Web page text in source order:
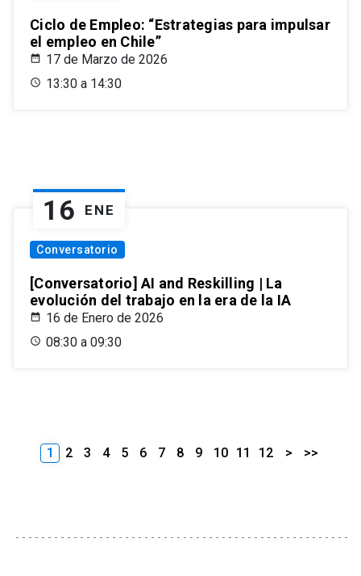
Ciclo de Empleo: “Estrategias para impulsar
el empleo en Chile”
17 de Marzo de 2026
13:30 a 14:30
16 ENE
Conversatorio
[Conversatorio] AI and Reskilling | La
evolución del trabajo en la era de la IA
16 de Enero de 2026
08:30 a 09:30
1 2 3 4 5 6 7 8 9 10 11 12 > >>